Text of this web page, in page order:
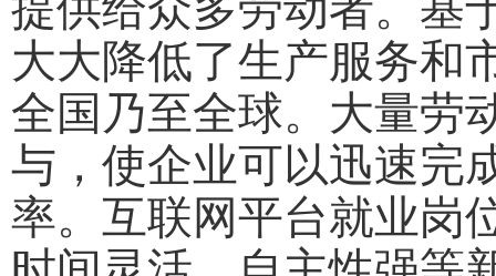
大大降低了生产服务和
全国乃至全球。大量劳
与，使企业可以迅速完
率。互联网平台就业岗